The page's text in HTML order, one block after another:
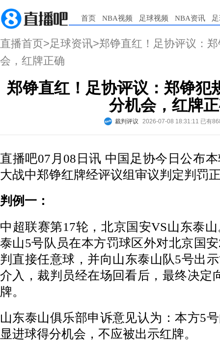
首页 NBA视频 足球视频 NBA资讯
直播首页>足球资讯>郑铮直红！足协评议：
会，红牌正确
郑铮直红！足协评议：郑铮犯
分机会，红牌
裁判评议 2026-07-08 18:31:11 已有
直播吧07月08日讯 中国足协今日公布
大战中郑铮红牌经评议组审议判定判罚
判例一：
中超联赛第17轮，北京国安VS山东泰
泰山5号队员在本方罚球区外对北京国
判直接任意球，并向山东泰山队5号出
介入，裁判员经在场回看后，最终决定
牌。
山东泰山俱乐部申诉意见认为：本方5
显进球得分机会，不应被出示红牌。